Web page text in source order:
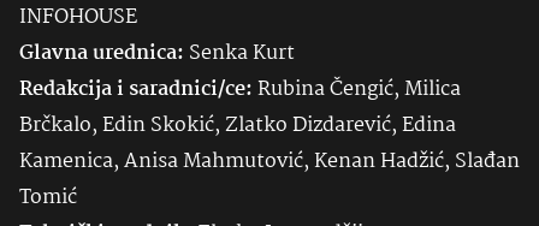
INFOHOUSE
Glavna urednica: SenkaKurt
Redakcija i saradnici/ce:Rubina Čengić, Milica
Brčkalo, Edin Skokić, Zlatko Dizdarević, Edina
Kamenica, Anisa Mahmutović, Kenan Hadžić, Slađan
Tomić